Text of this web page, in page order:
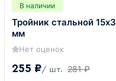
В наличии
Тройник стальной 15х3
мм
Нет оценок
255 ₽/ шт. 281 ₽